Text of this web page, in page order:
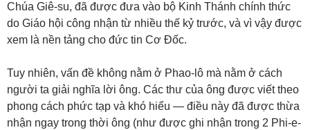
Chúa Giê-su, đã được đưa vào bộ Kinh Thánh chính thức
do Giáo hội công nhận từ nhiều thế kỷ trước, và vì vậy được
xem là nền tảng cho đức tin Cơ Đốc.
Tuy nhiên, vấn đề không nằm ở Phao-lô mà nằm ở cách
người ta giải nghĩa lời ông. Các thư của ông được viết theo
phong cách phức tạp và khó hiểu — điều này đã được thừa
nhận ngay trong thời ông (như được ghi nhận trong 2 Phi-e-